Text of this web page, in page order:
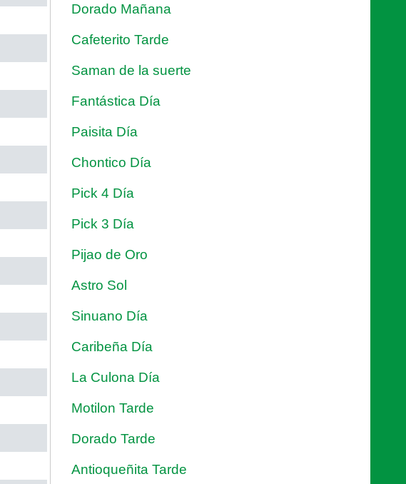
Dorado Mañana
Cafeterito Tarde
Saman de la suerte
Fantástica Día
Paisita Día
Chontico Día
Pick 4 Día
Pick 3 Día
Pijao de Oro
Astro Sol
Sinuano Día
Caribeña Día
La Culona Día
Motilon Tarde
Dorado Tarde
Antioqueñita Tarde